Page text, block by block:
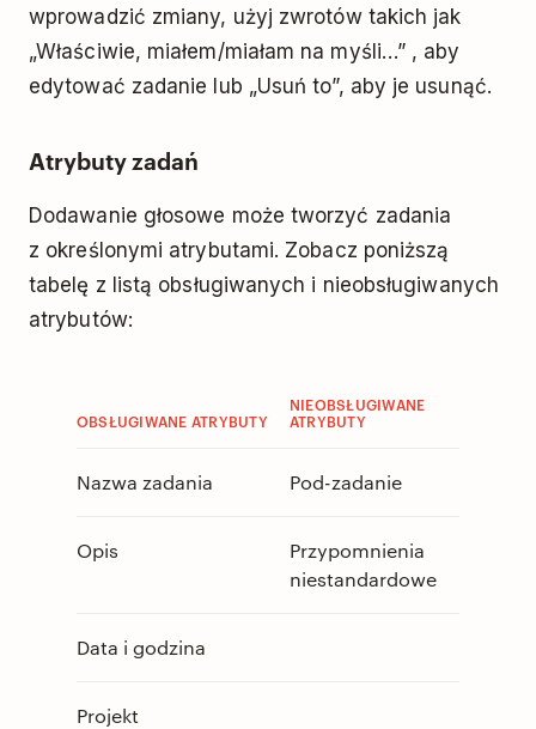
wprowadzić zmiany, użyj zwrotów takich jak
„Właściwie, miałem/miałam na myśli…” , aby
edytować zadanie lub „Usuń to”, aby je usunąć.
Atrybuty zadań
Dodawanie głosowe może tworzyć zadania
z określonymi atrybutami. Zobacz poniższą
tabelę z listą obsługiwanych i nieobsługiwanych
atrybutów:
OBSŁUGIWANE ATRYBUTY
NIEOBSŁUGIWANE
ATRYBUTY
Nazwa zadania Pod-zadanie
Opis
Przypomnienia
niestandardowe
Data i godzina
Projekt